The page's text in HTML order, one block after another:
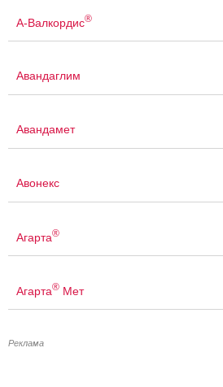
А-Валкордис®
Авандаглим
Авандамет
Авонекс
Агарта®
Агарта® Мет
Реклама